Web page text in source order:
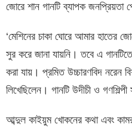
জোরে শান গানটি ব্যাপক জনপ্রিয়তা
‘মেশিনের চাকা ঘোরে আমার হাতের
সুর করে জানা যায়নি। তবে এ
করা যায়। প্রমিত উচ্চারণবিদ নরেন
লিখেছিলেন। গানটি উদীচী ও গণশিল্পী
আব্দুল কাইয়ুম খোকনের কথা এবং